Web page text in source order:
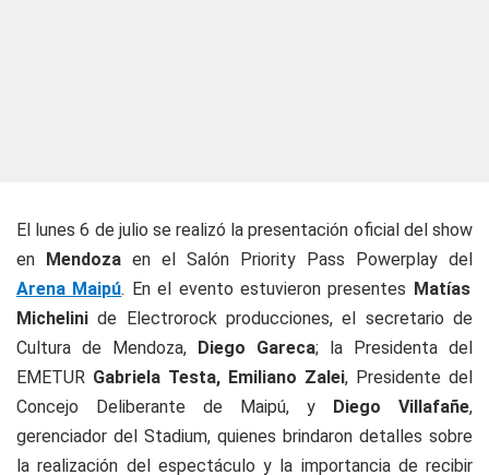
El lunes 6 de julio se realizó la presentación oficial del show
en Mendoza en el Salón Priority Pass Powerplay del
Arena Maipú. En el evento estuvieron presentes Matías
Michelinide Electrorock producciones, el secretario de
Cultura de Mendoza, Diego Gareca; la Presidenta del
EMETUR Gabriela Testa, Emiliano Zalei, Presidente del
Concejo Deliberante de Maipú, y Diego Villafañe,
gerenciador del Stadium, quienes brindaron detalles sobre
la realización del espectáculo y la importancia de recibir